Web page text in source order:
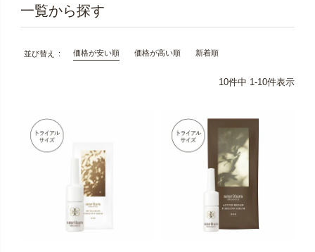
並び替え 価格が安い順 価格が高い順 新着順
10件中 1-10件表示